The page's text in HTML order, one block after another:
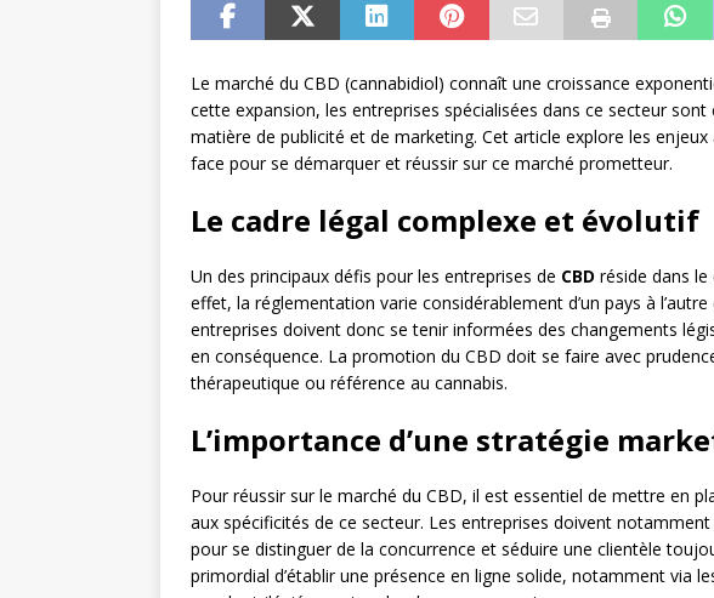
Le marché du CBD (cannabidiol) connaît une croissance
cette expansion, les entreprises spécialisées dans ce secteur
matière de publicité et de marketing. Cet article explore les
face pour se démarquer et réussir sur ce marché prometteur.
Le cadre légal complexe et évolutif
Un des principaux défis pour les entreprises de CBD réside dans
effet, la réglementation varie considérablement d’un pays à
entreprises doivent donc se tenir informées des changements
en conséquence. La promotion du CBD doit se faire avec
thérapeutique ou référence au cannabis.
L’importance d’une stratégie
Pour réussir sur le marché du CBD, il est essentiel de mettre en
aux spécificités de ce secteur. Les entreprises doivent
pour se distinguer de la concurrence et séduire une clientèle
primordial d’établir une présence en ligne solide, notamment via